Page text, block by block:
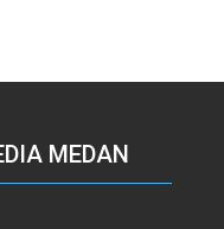
MEDAN